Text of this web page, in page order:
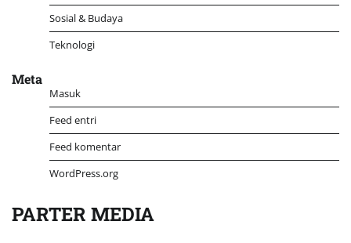
Sosial & Budaya
Teknologi
Meta
Masuk
Feed entri
Feed komentar
WordPress.org
PARTER MEDIA